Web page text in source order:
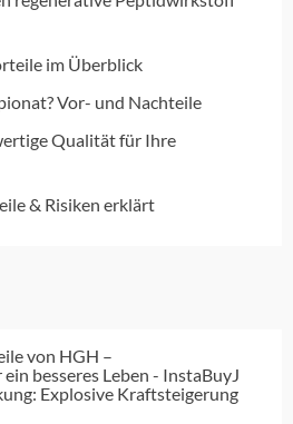
im Überblick
Vor- und Nachteile
Qualität für Ihre
& Risiken erklärt
von HGH –
besseres Leben - InstaBuyJ
Explosive Kraftsteigerung